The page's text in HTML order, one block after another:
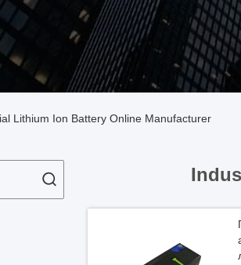
Lithium Ion Battery Online Manufacturer